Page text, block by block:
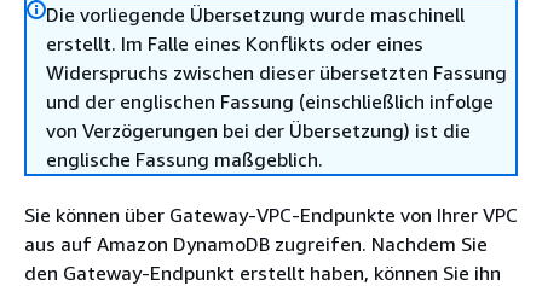
Die vorliegende Übersetzung wurde maschinell
erstellt. Im Falle eines Konflikts oder eines
Widerspruchs zwischen dieser übersetzten Fassung
und der englischen Fassung (einschließlich infolge
von Verzögerungen bei der Übersetzung) ist die
englische Fassung maßgeblich.
Sie können über Gateway-VPC-Endpunkte von Ihrer VPC
aus auf Amazon DynamoDB zugreifen. Nachdem Sie
den Gateway-Endpunkt erstellt haben, können Sie ihn